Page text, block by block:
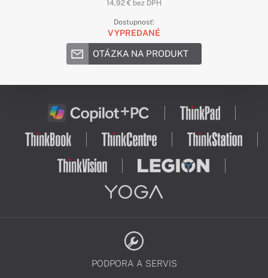
14,92 € bez DPH
Dostupnosť:
VYPREDANÉ
OTÁZKA NA PRODUKT
PODPORA A SERVIS